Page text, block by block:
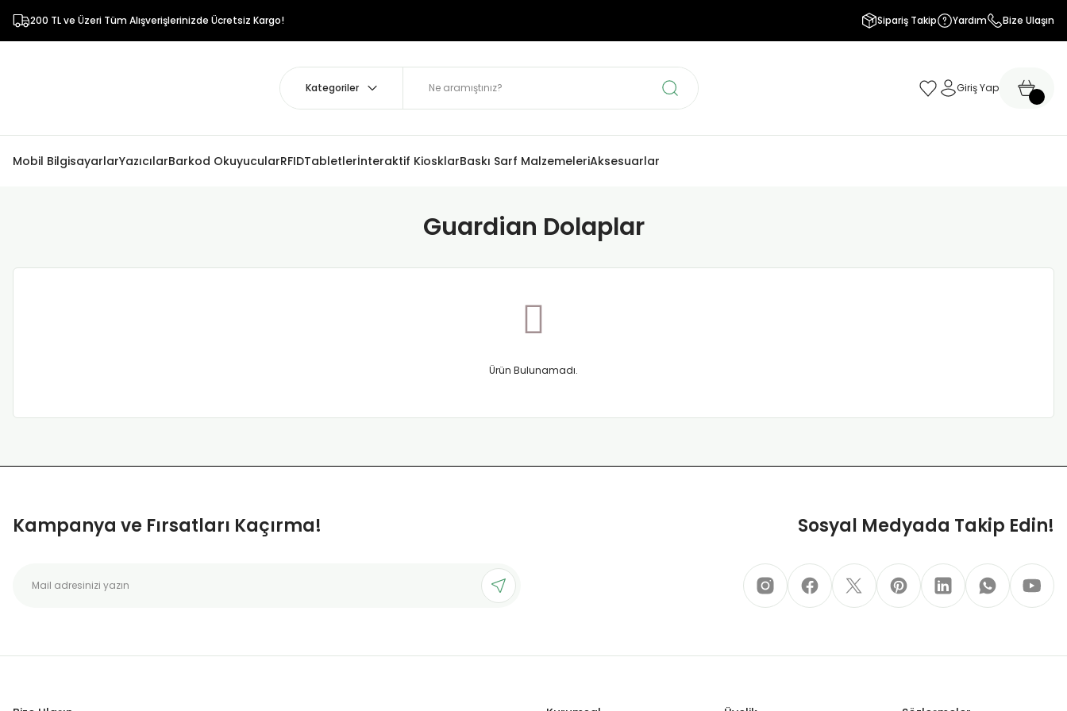
200 TL ve Üzeri Tüm Alışverişlerinizde Ücretsiz Kargo! Sipariş Takip Yardım Bize Ulaşın
Giriş Yap
Mobil BilgisayarlarYazıcılarBarkod OkuyucularRFIDTabletlerİnteraktif KiosklarBaskı Sarf MalzemeleriAksesuarlar
Guardian Dolaplar
Ürün Bulunamadı.
Kampanya ve Fırsatları Kaçırma! Sosyal Medyada Takip Edin!